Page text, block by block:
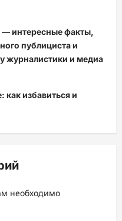
— интересные факты,
публициста и
журналистики и медиа
избавиться и
необходимо